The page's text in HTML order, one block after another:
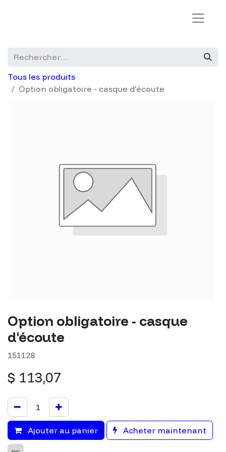
Tous les produits
Option obligatoire - casque d'écoute
Option obligatoire - casque
d'écoute
151128
$ 113,07
Ajouter au panier Acheter maintenant